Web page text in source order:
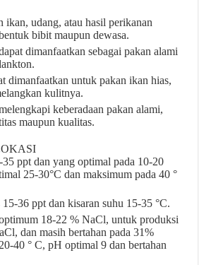
ikan, udang, atau hasil perikanan
bibit maupun dewasa.
dimanfaatkan sebagai pakan alami
dimanfaatkan untuk pakan ikan hias,
kulitnya.
keberadaan pakan alami,
maupun kualitas.
ppt dan yang optimal pada 10-20
25-30°C dan maksimum pada 40 °
36 ppt dan kisaran suhu 15-35 °C.
18-22 % NaCl, untuk produksi
dan masih bertahan pada 31%
40 ° C, pH optimal 9 dan bertahan